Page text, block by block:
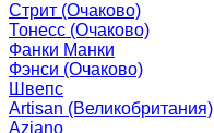
Стрит (Очаково)
Тонесс (Очаково)
Фанки Манки
Фэнси (Очаково)
Швепс
Artisan (Великобритания)
Aziano